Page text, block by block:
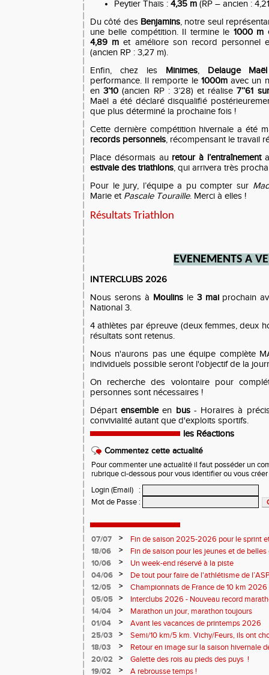
Peytier Thaïs : 4,35 m (RP – ancien :
Du côté des Benjamins, notre seul
une belle compétition. Il termine le 1000 m
4,89 m et améliore son record personnel
(ancien RP : 3,27 m).
Enfin, chez les Minimes, Delauge Maël
performance. Il remporte le 1000mavec un
en3’10 (ancien RP : 3’28) et réalise7’’61
Maël a été déclaré disqualifié
que plus déterminé la prochaine fois !
Cette dernière compétition hivernale a été
records personnels, récompensant le travail
Place désormais au retour à l’entraînement
estivale des triathlons, qui arrivera très
Pour le jury, l’équipe a pu compter sur
Marie et Pascale Touraille. Merci à elles !
Résultats Triathlon
EVENEMENTS A
INTERCLUBS 2026
Nous serons à Moulinsle3 maiprochain
National 3.
4 athlètes par épreuve (deux femmes, deux
résultats sont retenus.
Nous n'aurons pas une équipe complète
individuels possible seront l'objectif de la
On recherche des volontaire pour
personnes sont nécessaires !
Départensembleen bus- Horaires à
convivialité autant que d'exploits sportifs.
les Réactions
Commentez cette actualité
Pour commenter une actualité il faut posséder un
rubrique ci-dessous pour vous identifier ou vous
Login (Email)
:
Mot de Passe :
07/07 >
Fin de saison 2025-2026 pour le sprint
18/06
>
Fin de saison pour les jeunes et de
10/06
>
Un week-end réservé à la piste
04/06
>
De tout pour faire de l'athlétisme de
monde souriant
12/05 >
Championnats de France de 10 km
Soirées piste
05/05 >
Interclubs 2026 - Nouveau record
résultats
14/04 >
Marathon un jour, marathon toujours
01/04
>
Avant les vacances de printemps 2026
25/03
>
Semi/10 km/5 km. Vichy/Feurs, ils ont
18/03
>
Retour en image sur la saison hivernale
20/02
>
Galette des rois au pieds des puys !
19/02
>
A rebrousse temps !